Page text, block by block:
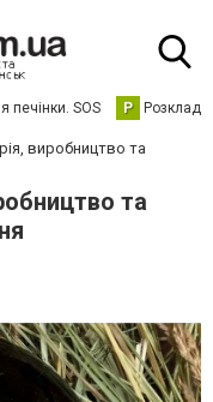
печінки. SOS Р Розклад
виробництво та
та